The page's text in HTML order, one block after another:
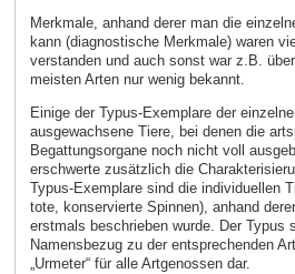
Merkmale, anhand derer man die
kann (diagnostische Merkmale) waren
verstanden und auch sonst war z.B.
meisten Arten nur wenig bekannt.
Einige der Typus-Exemplare der
ausgewachsene Tiere, bei denen die
Begattungsorgane noch nicht voll
erschwerte zusätzlich die
Typus-Exemplare sind die individuellen
tote, konservierte Spinnen), anhand
erstmals beschrieben wurde. Der Typus
Namensbezug zu der entsprechenden
„Urmeter“ für alle Artgenossen dar.